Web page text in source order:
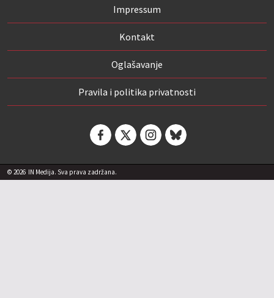
Impressum
Kontakt
Oglašavanje
Pravila i politika privatnosti
© 2026 IN Medija. Sva prava zadržana.